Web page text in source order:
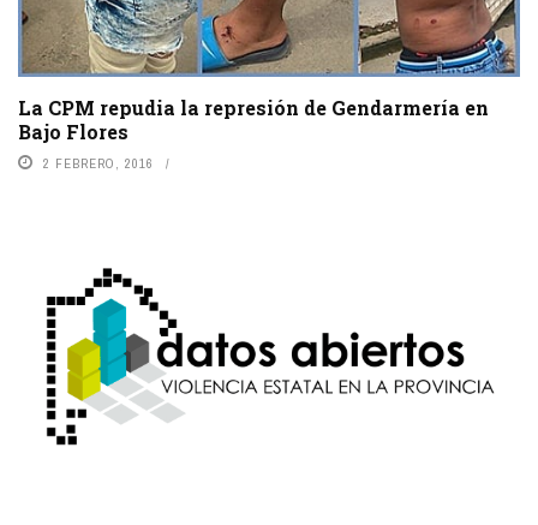
La CPM repudia la represión de Gendarmería en
Bajo Flores
2 FEBRERO, 2016